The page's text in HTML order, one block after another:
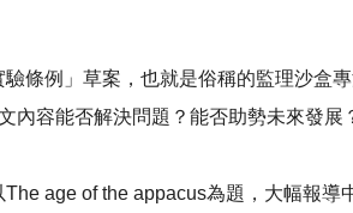
條例」草案，也就是俗稱的監理沙盒
內容能否解決問題？能否助勢未來發展
age of the appacus為題，大幅報